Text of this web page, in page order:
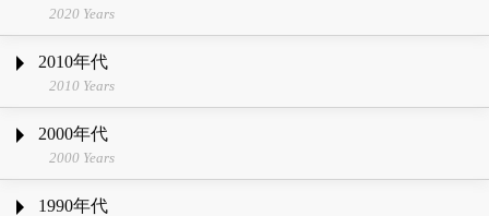
2020 Years
2010年代
2010 Years
2000年代
2000 Years
1990年代